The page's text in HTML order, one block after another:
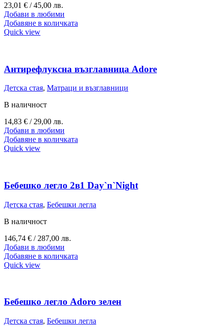
23,01 € / 45,00 лв.
Добави в любими
Добавяне в количката
Quick view
Антирефлуксна възглавница Adore
Детска стая, Матраци и възглавници
В наличност
14,83 € / 29,00 лв.
Добави в любими
Добавяне в количката
Quick view
Бебешко легло 2в1 Day`n`Night
Детска стая, Бебешки легла
В наличност
146,74 € / 287,00 лв.
Добави в любими
Добавяне в количката
Quick view
Бебешко легло Adoro зелен
Детска стая, Бебешки легла